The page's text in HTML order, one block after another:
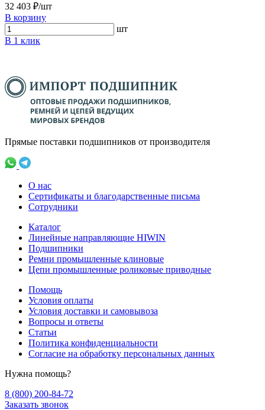
32 403 ₽/шт
В корзину
шт
В 1 клик
Прямые поставки подшипников от производителя
О нас
Сертификаты и благодарственные письма
Сотрудники
Каталог
Линейные направляющие HIWIN
Подшипники
Ремни промышленные клиновые
Цепи промышленные роликовые приводные
Помощь
Условия оплаты
Условия доставки и самовывоза
Вопросы и ответы
Статьи
Политика конфиденциальности
Согласие на обработку персональных данных
Нужна помощь?
8 (800) 200-84-72
Заказать звонок